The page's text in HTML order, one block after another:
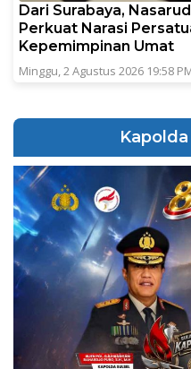
Dari Surabaya,
Perkuat Narasi
Kepemimpinan Umat
Minggu, 2 Agustus 2026 19:58